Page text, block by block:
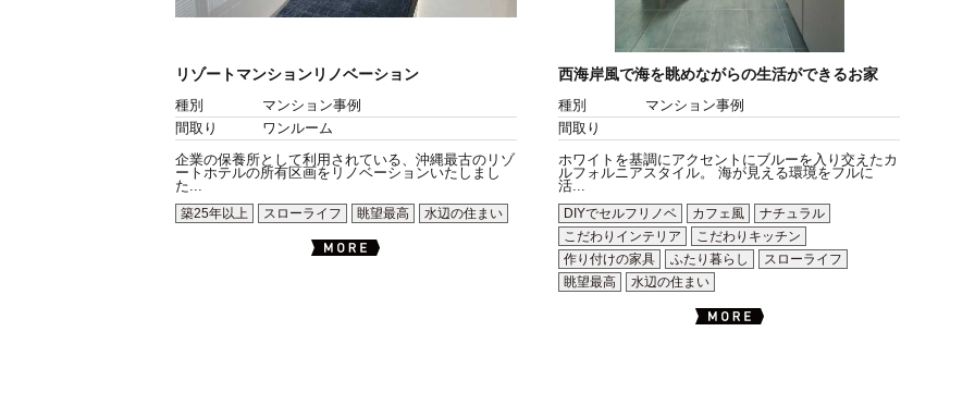
リゾートマンションリノベーション
種別
マンション事例
間取り
ワンルーム
企業の保養所として利用されている、沖縄最古のリゾ
ートホテルの所有区画をリノベーションいたしまし
た...
築25年以上
スローライフ 眺望最高 水辺の住まい
西海岸風で海を眺めながらの生活ができるお家
種別
マンション事例
間取り
ホワイトを基調にアクセントにブルーを入り交えたカ
ルフォルニアスタイル。 海が見える環境をフルに
活...
DIYでセルフリノベ
カフェ風
ナチュラル
こだわりインテリア
こだわりキッチン
作り付けの家具
ふたり暮らし
スローライフ
眺望最高
水辺の住まい